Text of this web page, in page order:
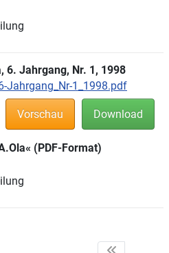
6. Jahrgang, Nr. 1, 1998
Jahrgang_Nr-1_1998.pdf
Download
Vorschau
(PDF-Format)